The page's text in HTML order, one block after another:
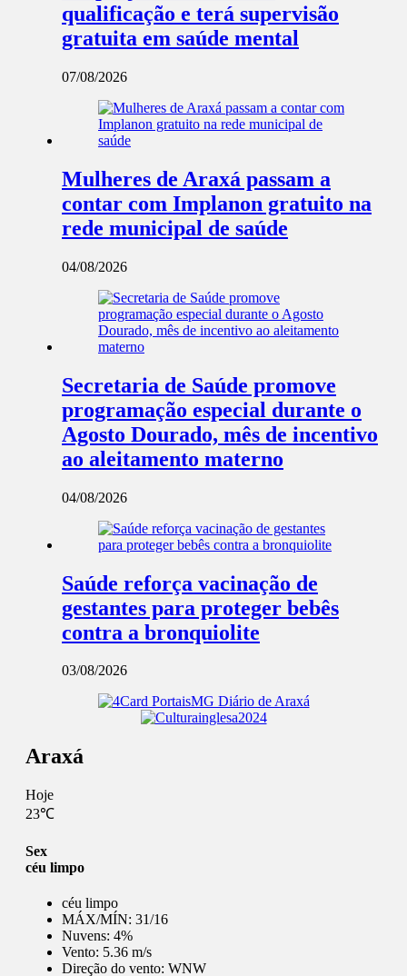
qualificação e terá supervisão
gratuita em saúde mental
07/08/2026
Mulheres de Araxá passam a
contar com Implanon gratuito na
rede municipal de saúde
04/08/2026
Secretaria de Saúde promove
programação especial durante o
Agosto Dourado, mês de incentivo
ao aleitamento materno
04/08/2026
Saúde reforça vacinação de
gestantes para proteger bebês
contra a bronquiolite
03/08/2026
Araxá
Hoje
23℃
Sex
céu limpo
céu limpo
MÁX/MÍN: 31/16
Nuvens: 4%
Vento: 5.36 m/s
Direção do vento: WNW